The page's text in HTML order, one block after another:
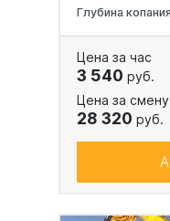
Глубина копания
Цена за час
3 540 руб.
Цена за
28 320 руб.